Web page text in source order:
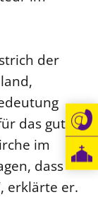
der
das gute
im
dass
erklärte er.